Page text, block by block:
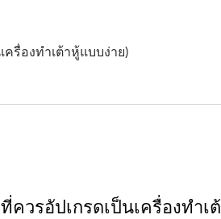
รื่องทำเต้าหู้แบบง่าย)
วรอัปเกรดเป็นเครื่องทำเ